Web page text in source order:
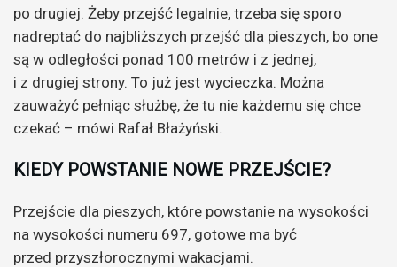
po drugiej. Żeby przejść legalnie, trzeba się sporo
nadreptać do najbliższych przejść dla pieszych, bo one
są w odległości ponad 100 metrów i z jednej,
i z drugiej strony. To już jest wycieczka. Można
zauważyć pełniąc służbę, że tu nie każdemu się chce
czekać – mówi Rafał Błażyński.
KIEDY POWSTANIE NOWE PRZEJŚCIE?
Przejście dla pieszych, które powstanie na wysokości
na wysokości numeru 697, gotowe ma być
przed przyszłorocznymi wakacjami.